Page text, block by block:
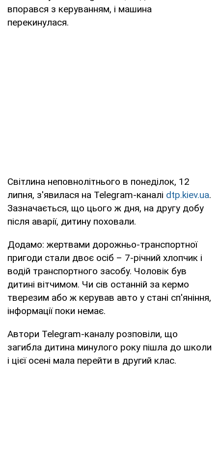
впорався з керуванням, і машина
перекинулася.
Світлина неповнолітнього в понеділок, 12
липня, з'явилася на Telegram-каналі dtp.kiev.ua.
Зазначається, що цього ж дня, на другу добу
після аварії, дитину поховали.
Додамо: жертвами дорожньо-транспортної
пригоди стали двоє осіб – 7-річний хлопчик і
водій транспортного засобу. Чоловік був
дитині вітчимом. Чи сів останній за кермо
тверезим або ж керував авто у стані сп'яніння,
інформації поки немає.
Автори Telegram-каналу розповіли, що
загибла дитина минулого року пішла до школи
і цієї осені мала перейти в другий клас.